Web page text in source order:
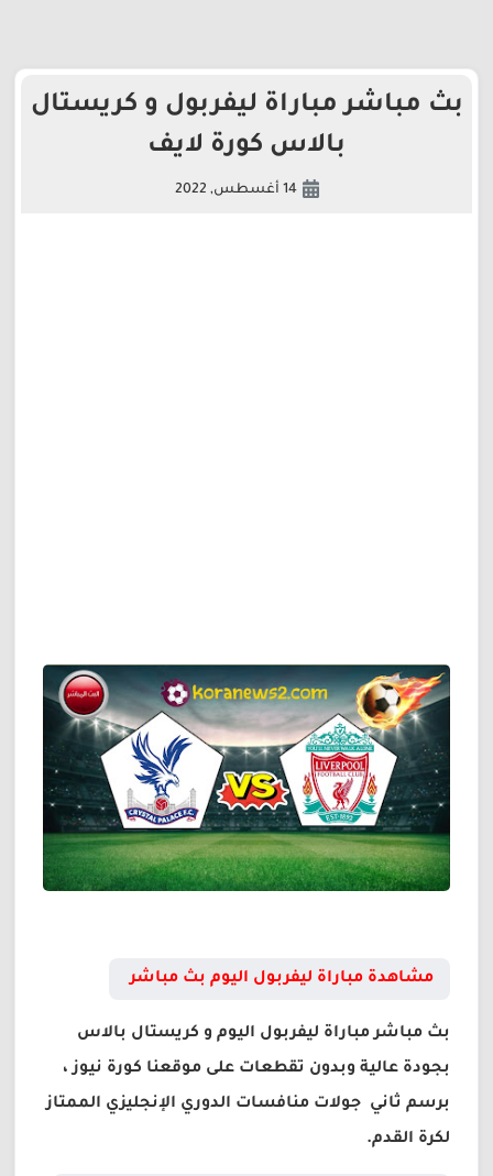
بث مباشر مباراة ليفربول و كريستال
بالاس كورة لايف
14 أغسطس, 2022
مشاهدة مباراة ليفربول اليوم بث مباشر
بث مباشر مباراة ليفربول اليوم و كريستال بالاس
بجودة عالية وبدون تقطعات على موقعنا كورة نيوز ،
برسم ثاني جولات منافسات الدوري الإنجليزي الممتاز
لكرة القدم.